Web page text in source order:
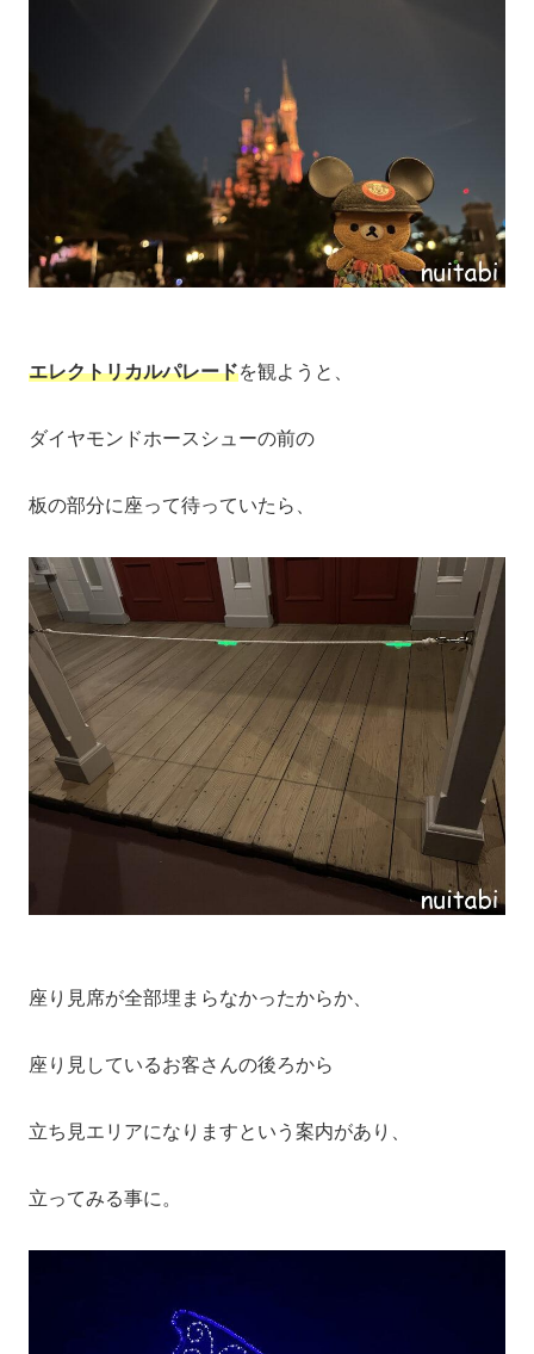
エレクトリカルパレードを観ようと、
ダイヤモンドホースシューの前の
板の部分に座って待っていたら、
座り見席が全部埋まらなかったからか、
座り見しているお客さんの後ろから
立ち見エリアになりますという案内があり、
立ってみる事に。